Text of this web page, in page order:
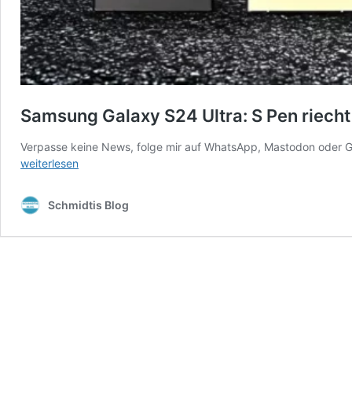
Samsung Galaxy S24 Ultra: S Pen
Verpasse keine News, folge mir auf WhatsApp, Mastodon oder
weiterlesen
Schmidtis Blog